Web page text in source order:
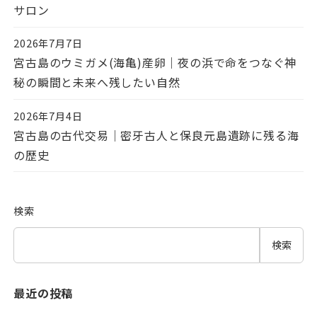
サロン
投稿日
2026年7月7日
宮古島のウミガメ(海亀)産卵｜夜の浜で命をつなぐ神
秘の瞬間と未来へ残したい自然
投稿日
2026年7月4日
宮古島の古代交易｜密牙古人と保良元島遺跡に残る海
の歴史
検索
検索
最近の投稿